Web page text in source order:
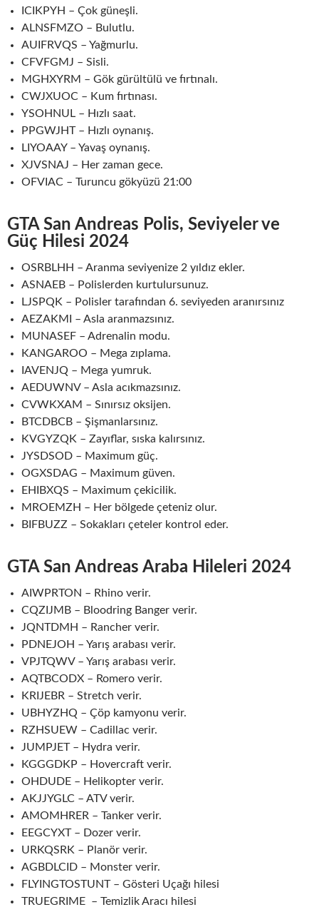
ICIKPYH – Çok güneşli.
ALNSFMZO – Bulutlu.
AUIFRVQS – Yağmurlu.
CFVFGMJ – Sisli.
MGHXYRM – Gök gürültülü ve fırtınalı.
CWJXUOC – Kum fırtınası.
YSOHNUL – Hızlı saat.
PPGWJHT – Hızlı oynanış.
LIYOAAY – Yavaş oynanış.
XJVSNAJ – Her zaman gece.
OFVIAC – Turuncu gökyüzü 21:00
GTA San Andreas Polis, Seviyeler ve
Güç Hilesi 2024
OSRBLHH – Aranma seviyenize 2 yıldız ekler.
ASNAEB – Polislerden kurtulursunuz.
LJSPQK – Polisler tarafından 6. seviyeden aranırsınız
AEZAKMI – Asla aranmazsınız.
MUNASEF – Adrenalin modu.
KANGAROO – Mega zıplama.
IAVENJQ – Mega yumruk.
AEDUWNV – Asla acıkmazsınız.
CVWKXAM – Sınırsız oksijen.
BTCDBCB – Şişmanlarsınız.
KVGYZQK – Zayıflar, sıska kalırsınız.
JYSDSOD – Maximum güç.
OGXSDAG – Maximum güven.
EHIBXQS – Maximum çekicilik.
MROEMZH – Her bölgede çeteniz olur.
BIFBUZZ – Sokakları çeteler kontrol eder.
GTA San Andreas Araba Hileleri 2024
AIWPRTON – Rhino verir.
CQZIJMB – Bloodring Banger verir.
JQNTDMH – Rancher verir.
PDNEJOH – Yarış arabası verir.
VPJTQWV – Yarış arabası verir.
AQTBCODX – Romero verir.
KRIJEBR – Stretch verir.
UBHYZHQ – Çöp kamyonu verir.
RZHSUEW – Cadillac verir.
JUMPJET – Hydra verir.
KGGGDKP – Hovercraft verir.
OHDUDE – Helikopter verir.
AKJJYGLC – ATV verir.
AMOMHRER – Tanker verir.
EEGCYXT – Dozer verir.
URKQSRK – Planör verir.
AGBDLCID – Monster verir.
FLYINGTOSTUNT – Gösteri Uçağı hilesi
TRUEGRIME – Temizlik Aracı hilesi